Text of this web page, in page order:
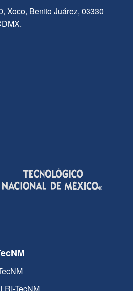
Xoco, Benito Juárez, 03330
RI-TecNM